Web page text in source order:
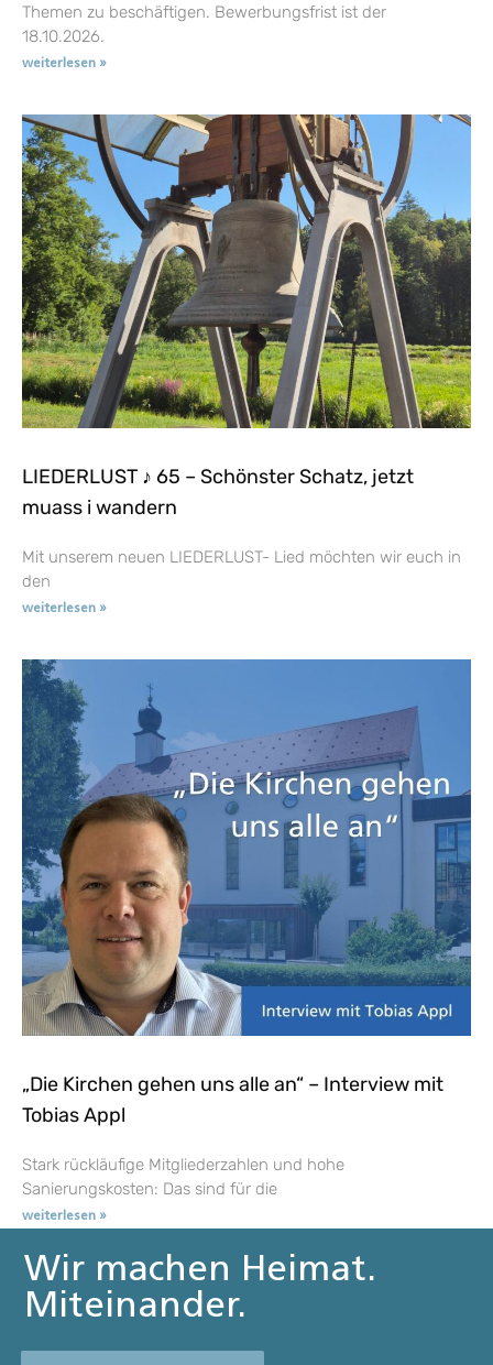
Themen zu beschäftigen. Bewerbungsfrist ist der
18.10.2026.
weiterlesen »
LIEDERLUST ♪ 65 – Schönster Schatz, jetzt
muass i wandern
Mit unserem neuen LIEDERLUST- Lied möchten wir euch in
den
weiterlesen »
„Die Kirchen gehen uns alle an“ – Interview mit
Tobias Appl
Stark rückläufige Mitgliederzahlen und hohe
Sanierungskosten: Das sind für die
weiterlesen »
Wir machen Heimat.
Miteinander.